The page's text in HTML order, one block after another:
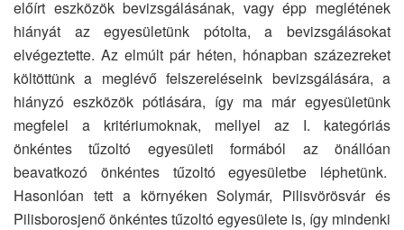
előírt eszközök bevizsgálásának, vagy épp meglétének
hiányát az egyesületünk pótolta, a bevizsgálásokat
elvégeztette. Az elmúlt pár héten, hónapban százezreket
költöttünk a meglévő felszereléseink bevizsgálására, a
hiányzó eszközök pótlására, így ma már egyesületünk
megfelel a kritériumoknak, mellyel az I. kategóriás
önkéntes tűzoltó egyesületi formából az önállóan
beavatkozó önkéntes tűzoltó egyesületbe léphetünk.
Hasonlóan tett a környéken Solymár, Pilisvörösvár és
Pilisborosjenő önkéntes tűzoltó egyesülete is, így mindenki